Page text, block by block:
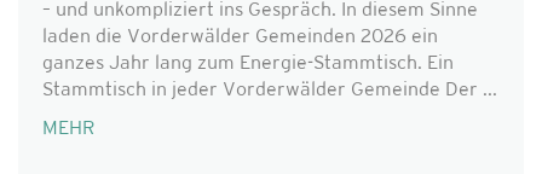
– und unkompliziert ins Gespräch. In diesem Sinne
laden die Vorderwälder Gemeinden 2026 ein
ganzes Jahr lang zum Energie-Stammtisch. Ein
Stammtisch in jeder Vorderwälder Gemeinde Der ...
MEHR